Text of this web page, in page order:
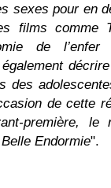
sexes pour en
films comme
de
des
de cette
première, le
Endormie